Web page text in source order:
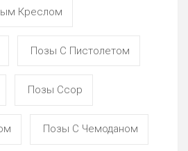
Креслом
Позы С Пистолетом
Позы Ссор
Позы С Чемоданом